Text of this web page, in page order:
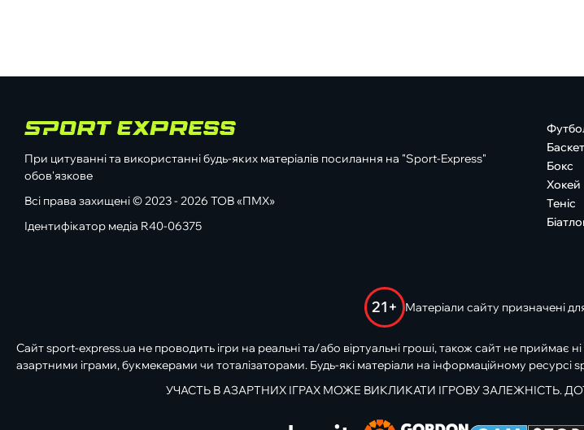
При цитуванні та використанні будь-яких матеріалів посилання на "Sport-Express"
обов'язкове
Всі права захищені © 2023 - 2026 ТОВ «ПМХ»
Ідентифікатор медіа R40-06375
Бокс
Хокей
Теніс
21+ Матеріали сайту призначені
Сайт sport-express.ua не проводить ігри на реальні та/або віртуальні гроші, також сайт не приймає
азартними іграми, букмекерами чи тоталізаторами. Будь-які матеріали на інформаційному ресурсі
УЧАСТЬ В АЗАРТНИХ ІГРАХ МОЖЕ ВИКЛИКАТИ ІГРОВУ ЗАЛЕЖНІСТЬ.